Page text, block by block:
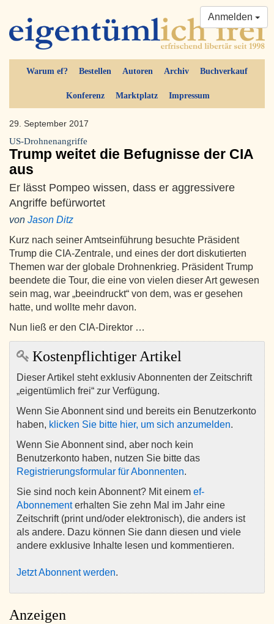
Warum ef? Bestellen Autoren Archiv Buchverkauf
Konferenz Marktplatz Impressum
Anmelden
29. September 2017
US-Drohnenangriffe
Trump weitet die Befugnisse der CIA
aus
Er lässt Pompeo wissen, dass er aggressivere
Angriffe befürwortet
von Jason Ditz
Kurz nach seiner Amtseinführung besuchte Präsident
Trump die CIA-Zentrale, und eines der dort diskutierten
Themen war der globale Drohnenkrieg. Präsident Trump
beendete die Tour, die eine von vielen dieser Art gewesen
sein mag, war „beeindruckt“ von dem, was er gesehen
hatte, und wollte mehr davon.
Nun ließ er den CIA-Direktor …
Kostenpflichtiger Artikel
Dieser Artikel steht exklusiv Abonnenten der Zeitschrift
„eigentümlich frei“ zur Verfügung.
Wenn Sie Abonnent sind und bereits ein Benutzerkonto
haben, klicken Sie bitte hier, um sich anzumelden.
Wenn Sie Abonnent sind, aber noch kein
Benutzerkonto haben, nutzen Sie bitte das
Registrierungsformular für Abonnenten.
Sie sind noch kein Abonnent? Mit einem ef-
Abonnementerhalten Sie zehn Mal im Jahr eine
Zeitschrift (print und/oder elektronisch), die anders ist
als andere. Dazu können Sie dann diesen und viele
andere exklusive Inhalte lesen und kommentieren.
Jetzt Abonnent werden.
Anzeigen